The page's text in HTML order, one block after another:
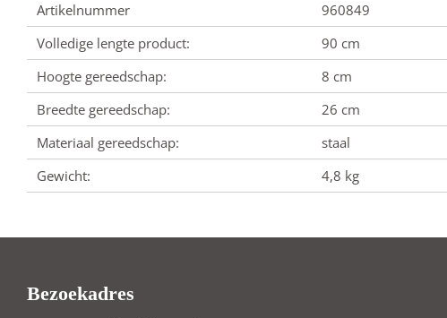
Artikelnummer
960849
Volledige lengte product:
90 cm
Hoogte gereedschap:
8 cm
Breedte gereedschap:
26 cm
Materiaal gereedschap:
staal
Gewicht:
4,8 kg
Bezoekadres